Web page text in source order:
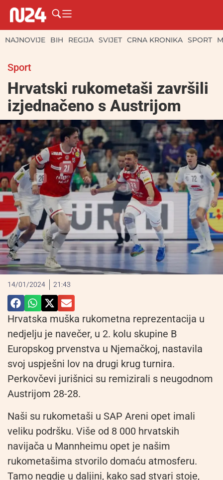
NAJNOVIJE BIH REGIJA SVIJET CRNA KRONIKA SPORT
Sport
Hrvatski rukometaši završili
izjednačeno s Austrijom
14/01/2024 21:43
Hrvatska muška rukometna reprezentacija u
nedjelju je navečer, u 2. kolu skupine B
Europskog prvenstva u Njemačkoj, nastavila
svoj uspješni lov na drugi krug turnira.
Perkovčevi jurišnici su remizirali s neugodnom
Austrijom 28-28.
Naši su rukometaši u SAP Areni opet imali
veliku podršku. Više od 8 000 hrvatskih
navijača u Mannheimu opet je našim
rukometašima stvorilo domaću atmosferu.
Tamo negdje u daljini, kako sad stvari stoje,